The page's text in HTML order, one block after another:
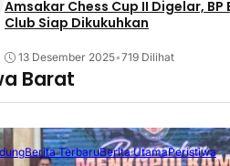
Amsakar Chess Cup II Digelar, BP
Club Siap Dikukuhkan
13 Desember 2025•719 Dilihat
Barat
Berita TerbaruBerita UtamaPeristiwa